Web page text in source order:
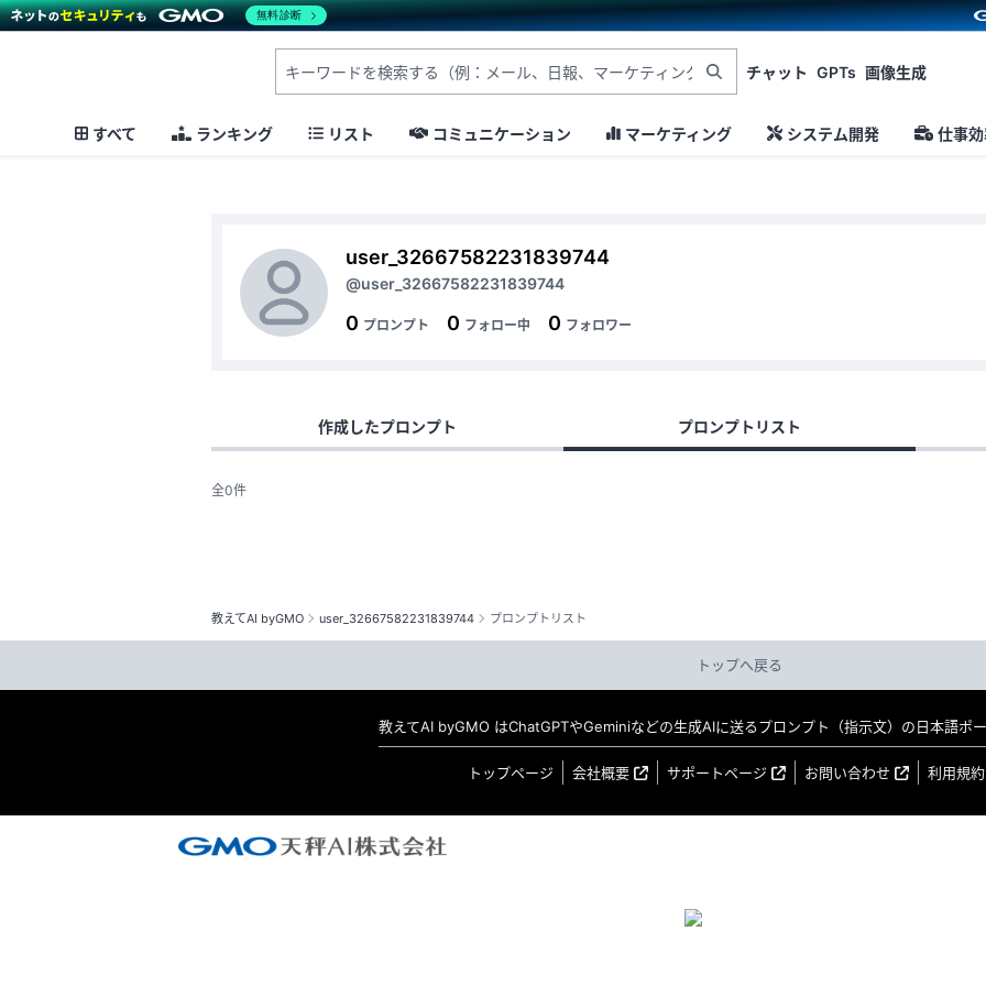
チャット GPTs 画像生成
すべて ランキング リスト コミュニケーション マーケティング システム開発 仕事
教えてAI byGMO user_32667582231839744 プロンプトリスト
user_32667582231839744
@user_32667582231839744
0 プロンプト 0 フォロー中 0 フォロワー
作成したプロンプト プロンプトリスト
全0件
トップへ戻る
教えてAI byGMO はChatGPTやGeminiなどの生成AIに送るプロンプト（指示文）の日本語ポー
トップページ 会社概要 サポートページ お問い合わせ 利用規約
無料診断